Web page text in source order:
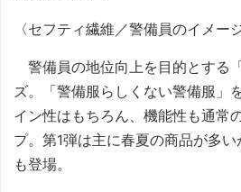
〈セフティ繊維／警備員のイメー
警備員の地位向上を目的とする
ズ。「警備服らしくない警備服」
イン性はもちろん、機能性も通常
プ。第1弾は主に春夏の商品が多
も登場。